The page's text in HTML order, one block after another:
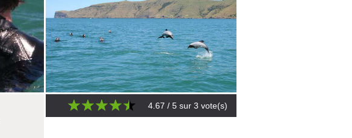
4.67 / 5 sur 3 vote(s)